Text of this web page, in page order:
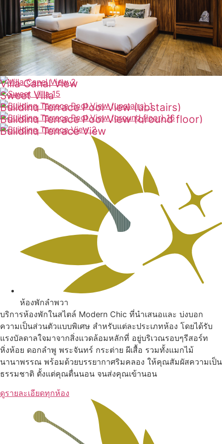
Villa Canal View
ดูเพิ่มเติม
Sweet Villa
ดูเพิ่มเติม
Building Terrace Pool View (upstairs)
ดูเพิ่มเติม
Building Terrace Pool View (ground floor)
ดูเพิ่มเติม
Building Terrace View
ห้องพักลำพวา
บริการห้องพักในสไตล์ Modern Chic ที่นำเสนอและ บ่งบอก
ความเป็นส่วนตัวแบบพิเศษ สำหรับแต่ละประเภทห้อง โดยได้รับ
แรงบัลดาลใจมาจากสิ่งแวดล้อมหลักที่ อยู่บริเวณรอบๆรีสอร์ท
หิ่งห้อย ดอกลำพู พระจันทร์ กระต่าย ผีเสื้อ รวมทั้งแมกไม้
นานาพรรณ พร้อมด้วยบรรยากาศริมคลอง ให้คุณสัมผัสความเป็น
ธรรมชาติ ตั้งแต่คุณตื่นนอน จนส่งคุณเข้านอน
ดูรายละเอียดทุกห้อง